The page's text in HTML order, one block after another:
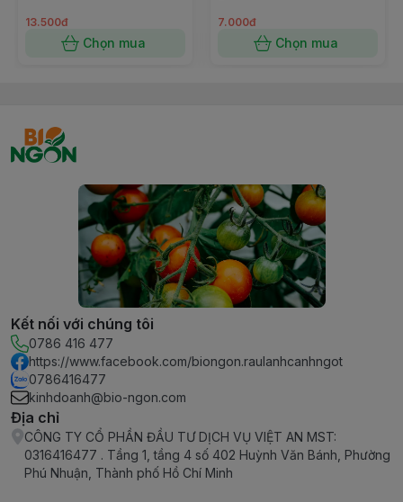
13.500đ
Chọn mua
7.000đ
Chọn mua
Kết nối với chúng tôi
0786 416 477
https://www.facebook.com/biongon.raulanhcanhngot
0786416477
kinhdoanh@bio-ngon.com
Địa chỉ
CÔNG TY CỔ PHẦN ĐẦU TƯ DỊCH VỤ VIỆT AN MST:
0316416477 . Tầng 1, tầng 4 số 402 Huỳnh Văn Bánh, Phường
Phú Nhuận, Thành phố Hồ Chí Minh